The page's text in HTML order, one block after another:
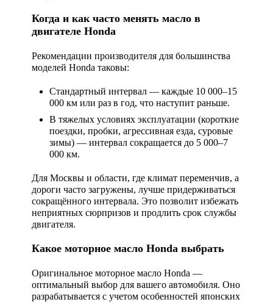
Когда и как часто менять масло в
двигателе Honda
Рекомендации производителя для большинства
моделей Honda таковы:
Стандартный интервал — каждые 10 000–15
000 км или раз в год, что наступит раньше.
В тяжелых условиях эксплуатации (короткие
поездки, пробки, агрессивная езда, суровые
зимы) — интервал сокращается до 5 000–7
000 км.
Для Москвы и области, где климат переменчив, а
дороги часто загружены, лучше придерживаться
сокращённого интервала. Это позволит избежать
неприятных сюрпризов и продлить срок службы
двигателя.
Какое моторное масло Honda выбрать
Оригинальное моторное масло Honda —
оптимальный выбор для вашего автомобиля. Оно
разрабатывается с учетом особенностей японских